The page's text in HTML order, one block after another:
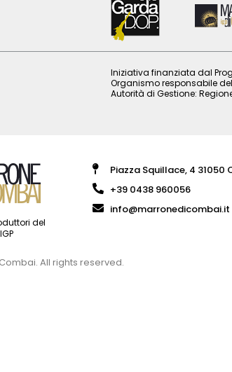
Iniziativa finanziata dal
Organismo responsabile
Autorità di Gestione:
del
Piazza Squillace, 4 31050
+39 0438 960056
info@marronedicombai.it
All rights reserved.